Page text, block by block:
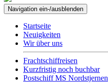
Navigation ein-/ausblenden
Startseite
Neuigkeiten
Wir über uns
Frachtschiffreisen
Kurzfristig noch buchbar
Postschiff MS Nordstjernen